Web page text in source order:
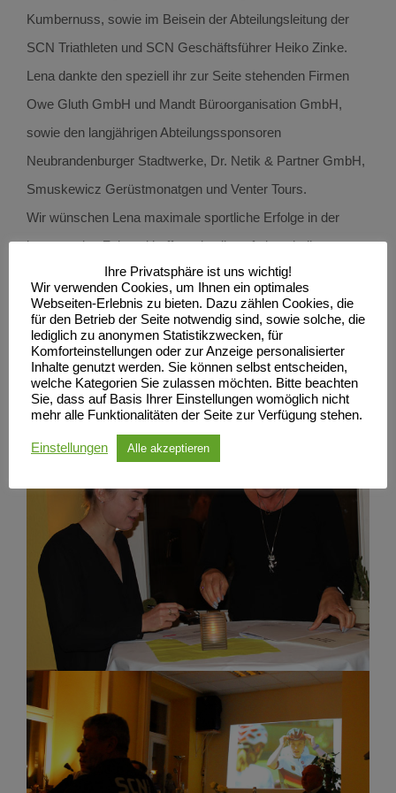
Kumbernuss, sowie im Beisein der Abteilungsleitung der
SCN Triathleten und SCN Geschäftsführer Heiko Zinke.
Lena dankte den speziell ihr zur Seite stehenden Firmen
Owe Gluth GmbH und Mandt Büroorganisation GmbH,
sowie den langjährigen Abteilungssponsoren
Neubrandenburger Stadtwerke, Dr. Netik & Partner GmbH,
Smuskewicz Gerüstmonatgen und Venter Tours.
Wir wünschen Lena maximale sportliche Erfolge in der
kommenden Zeit und hoffen wie alle auf einen halbwegs
geregelten Wettkampfbetrieb in 2021.
Die üblicherweise im Rahmen des Sponsorentreffens
abgehaltene feierliche Berufung des „neu.sw
Triathlonteams“ wird zu einem späteren, organisatorisch
günstigerem Zeitpunkt nachgeholt.
Ihre Privatsphäre ist uns wichtig!
Wir verwenden Cookies, um Ihnen ein optimales
Webseiten-Erlebnis zu bieten. Dazu zählen Cookies, die
für den Betrieb der Seite notwendig sind, sowie solche, die
lediglich zu anonymen Statistikzwecken, für
Komforteinstellungen oder zur Anzeige personalisierter
Inhalte genutzt werden. Sie können selbst entscheiden,
welche Kategorien Sie zulassen möchten. Bitte beachten
Sie, dass auf Basis Ihrer Einstellungen womöglich nicht
mehr alle Funktionalitäten der Seite zur Verfügung stehen.
Einstellungen Alle akzeptieren